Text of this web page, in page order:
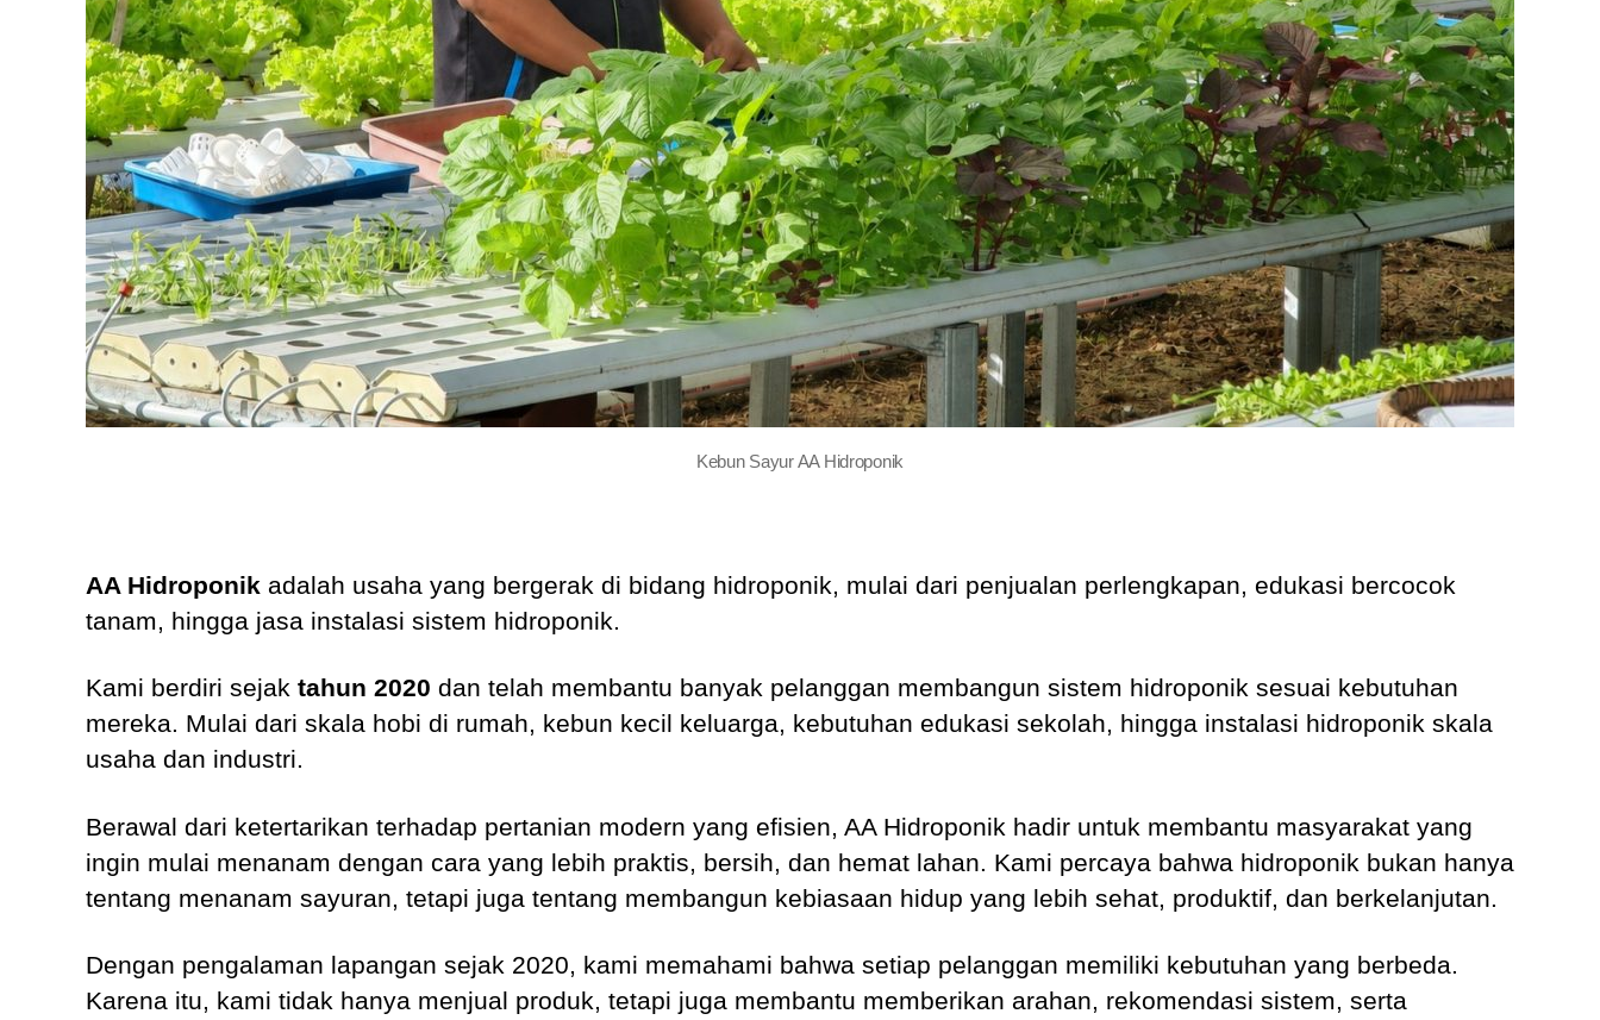
Kebun Sayur AA Hidroponik
AA Hidroponik adalah usaha yang bergerak di bidang hidroponik, mulai dari penjualan perlengkapan, edukasi bercocok
tanam, hingga jasa instalasi sistem hidroponik.
Kami berdiri sejak tahun 2020 dan telah membantu banyak pelanggan membangun sistem hidroponik sesuai kebutuhan
mereka. Mulai dari skala hobi di rumah, kebun kecil keluarga, kebutuhan edukasi sekolah, hingga instalasi hidroponik skala
usaha dan industri.
Berawal dari ketertarikan terhadap pertanian modern yang efisien, AA Hidroponik hadir untuk membantu masyarakat yang
ingin mulai menanam dengan cara yang lebih praktis, bersih, dan hemat lahan. Kami percaya bahwa hidroponik bukan hanya
tentang menanam sayuran, tetapi juga tentang membangun kebiasaan hidup yang lebih sehat, produktif, dan berkelanjutan.
Dengan pengalaman lapangan sejak 2020, kami memahami bahwa setiap pelanggan memiliki kebutuhan yang berbeda.
Karena itu, kami tidak hanya menjual produk, tetapi juga membantu memberikan arahan, rekomendasi sistem, serta